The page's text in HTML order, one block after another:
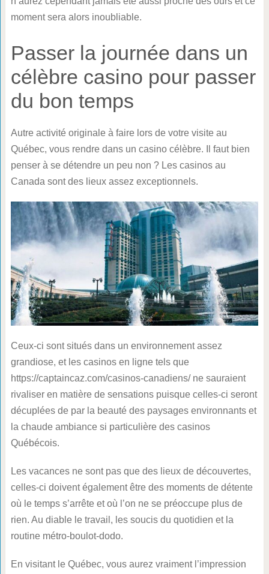
moment sera alors inoubliable.
Passer la journée dans un
célèbre casino pour passer
du bon temps
Autre activité originale à faire lors de votre visite au
Québec, vous rendre dans un casino célèbre. Il faut bien
penser à se détendre un peu non ? Les casinos au
Canada sont des lieux assez exceptionnels.
Ceux-ci sont situés dans un environnement assez
grandiose, et les casinos en ligne tels que
https://captaincaz.com/casinos-canadiens/ ne sauraient
rivaliser en matière de sensations puisque celles-ci seront
décuplées de par la beauté des paysages environnants et
la chaude ambiance si particulière des casinos
Québécois.
Les vacances ne sont pas que des lieux de découvertes,
celles-ci doivent également être des moments de détente
où le temps s’arrête et où l’on ne se préoccupe plus de
rien. Au diable le travail, les soucis du quotidien et la
routine métro-boulot-dodo.
En visitant le Québec, vous aurez vraiment l’impression